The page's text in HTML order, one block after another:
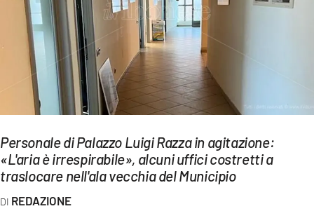
EVENTI
SPORT
Streaming
LAC TV
LAC NETWORK
LAC ONAIR
Personale di Palazzo Luigi Razza in agitazione:
«L'aria è irrespirabile», alcuni uffici costretti a
traslocare nell'ala vecchia del Municipio
REDAZIONE